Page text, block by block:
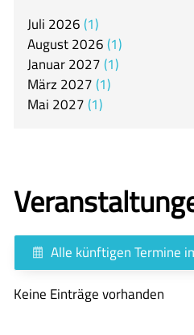
Arbeitsgemeinschaften
Mensa
Unsere
🇪🇸
Juli 2026 1
August2026 1
Januar2027 1
März 2027 1
Mai 2027 1
Alle künftigen Termine
Keine Einträge vorhanden